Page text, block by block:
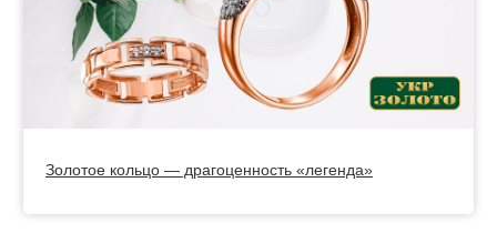
Золотое кольцо — драгоценность «легенда»